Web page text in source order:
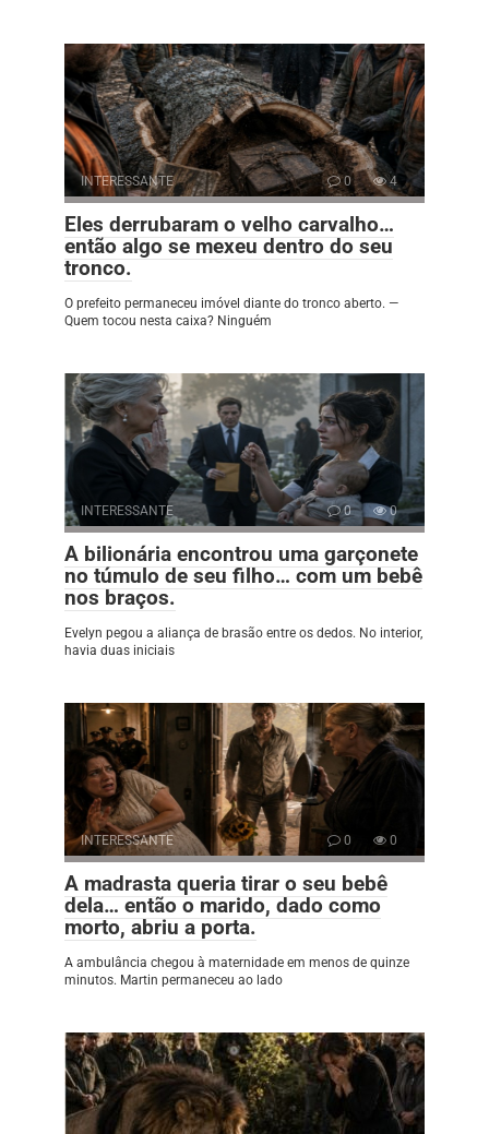
INTERESSANTE 0 4
Eles derrubaram o velho carvalho…
então algo se mexeu dentro do seu
tronco.
O prefeito permaneceu imóvel diante do tronco aberto. —
Quem tocou nesta caixa? Ninguém
INTERESSANTE 0 0
A bilionária encontrou uma garçonete
no túmulo de seu filho… com um bebê
nos braços.
Evelyn pegou a aliança de brasão entre os dedos. No interior,
havia duas iniciais
INTERESSANTE 0 0
A madrasta queria tirar o seu bebê
dela… então o marido, dado como
morto, abriu a porta.
A ambulância chegou à maternidade em menos de quinze
minutos. Martin permaneceu ao lado